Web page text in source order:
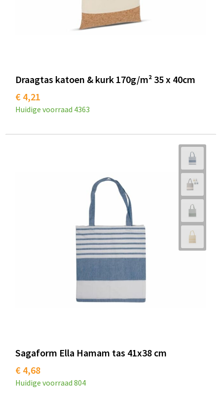
Draagtas katoen & kurk 170g/m² 35 x 40cm
€ 4,21
Huidige voorraad 4363
Sagaform Ella Hamam tas 41x38 cm
€ 4,68
Huidige voorraad 804